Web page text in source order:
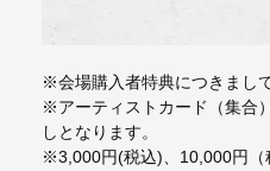
※会場購入者特典につきまし
※アーティストカード（集合
しとなります。
※3,000円(税込)、10,000円（